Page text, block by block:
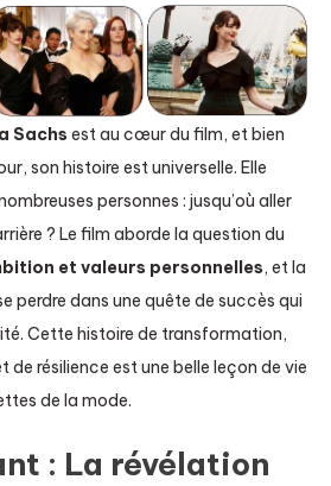
Sachs est au cœur du film, et bien
son histoire est universelle. Elle
personnes : jusqu’où aller
? Le film aborde la question du
et valeurs personnelles, et la
perdre dans une quête de succès qui
Cette histoire de transformation,
de résilience est une belle leçon de vie
de la mode.
: La révélation